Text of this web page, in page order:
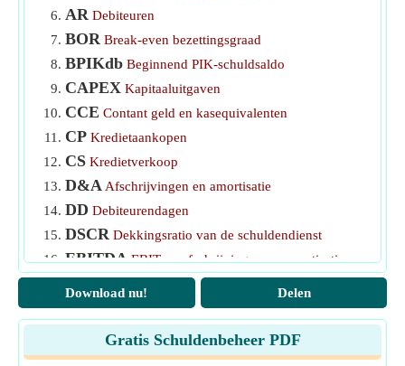
AR Debiteuren
BOR Break-even bezettingsgraad
BPIKdb Beginnend PIK-schuldsaldo
CAPEX Kapitaaluitgaven
CCE Contant geld en kasequivalenten
CP Kredietaankopen
CS Kredietverkoop
D&A Afschrijvingen en amortisatie
DD Debiteurendagen
DSCR Dekkingsratio van de schuldendienst
EBITDA EBIT en afschrijvingen en amortisatie
EP Bestaande betaling
GD Bruto schuld
Rentebedrag
LC Leningconstante
Download nu! Delen
Gratis Schuldenbeheer PDF